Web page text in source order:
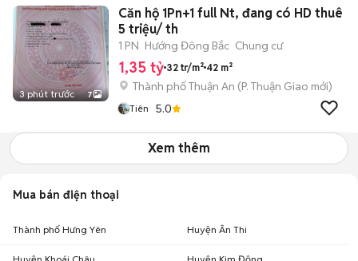
3 phút trước 7
Căn hộ 1Pn+1 full Nt, đang có HD thuê
5 triệu/ th
1 PN Hướng Đông Bắc Chung cư
1,35 tỷ 32 tr/m² 42 m²
Thành phố Thuận An (P. Thuận Giao mới)
Tiên 5.0
Xem thêm
Mua bán điện thoại
Thành phố Hưng Yên Huyện Ân Thi